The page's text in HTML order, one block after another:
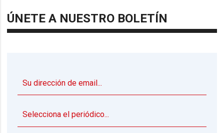
ÚNETE A NUESTRO BOLETÍN